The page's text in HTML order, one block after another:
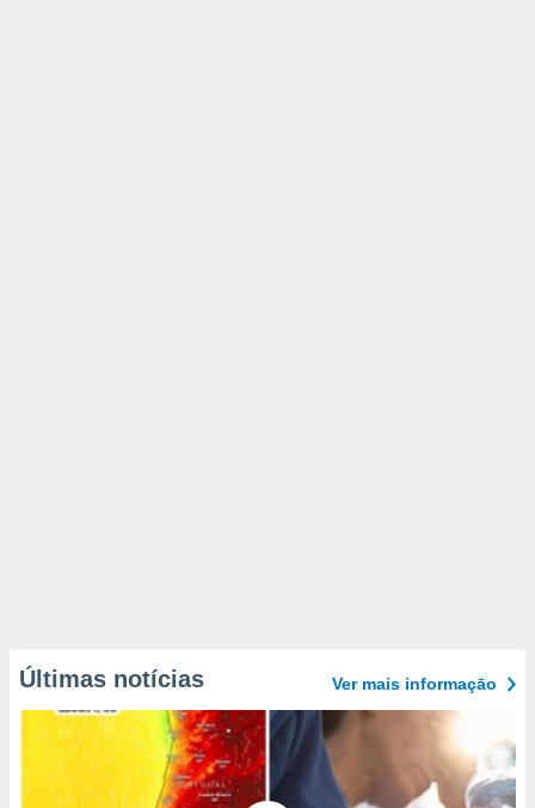
Últimas notícias Ver mais informaçāo